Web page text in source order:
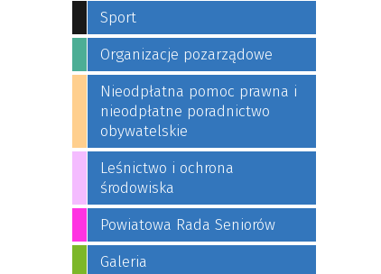
Sport
Organizacje pozarządowe
Nieodpłatna pomoc prawna i
nieodpłatne poradnictwo
obywatelskie
Leśnictwo i ochrona
środowiska
Powiatowa Rada Seniorów
Galeria